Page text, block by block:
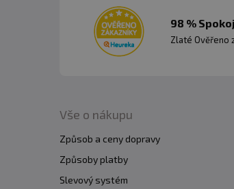
98 %
Zlaté Ověřeno
Vše o nákupu
Způsob a ceny dopravy
Způsoby platby
Slevový systém